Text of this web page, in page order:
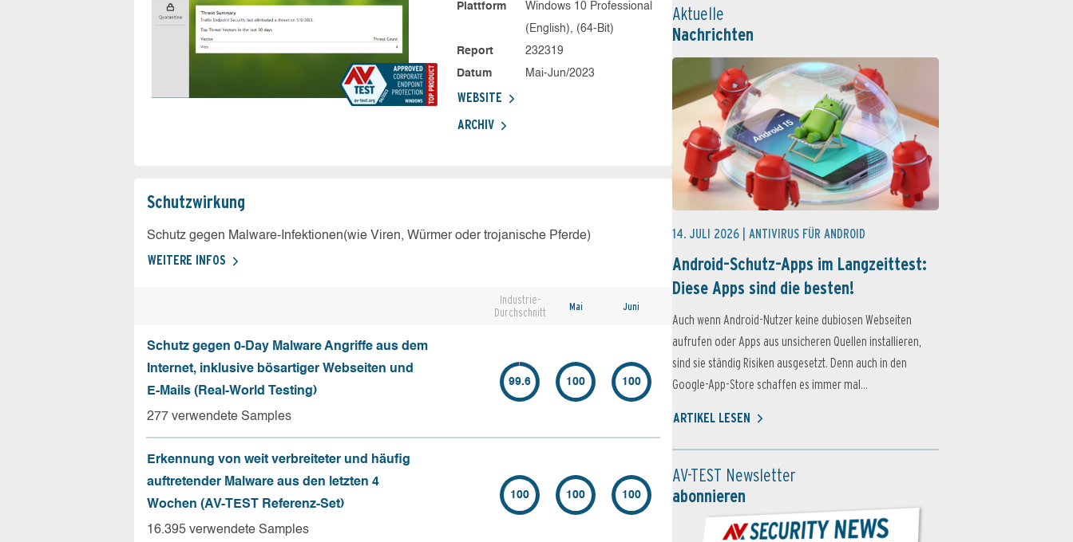
Plattform
Windows 10 Professional
(English), (64-Bit)
Report
232319
Datum
Mai-Jun/2023
WEBSITE
ARCHIV
Schutz­wirkung
Schutz gegen Malware-Infektionen(wie Viren, Würmer oder trojanische Pferde)
WEITERE INFOS
Industrie-
Durchschnitt
Mai Juni
Schutz gegen 0-Day Malware Angriffe aus dem
Internet, inklusive bösartiger Webseiten und
E-Mails (Real-World Testing)
277 verwendete Samples
99.6 100 100
Erkennung von weit verbreiteter und häufig
auftretender Malware aus den letzten 4
Wochen (AV-TEST Referenz-Set)
16.395 verwendete Samples
100 100 100
Aktuelle
Nachrichten
14. JULI 2026 | ANTIVIRUS FÜR ANDROID
Android-Schutz-Apps im Langzeittest:
Diese Apps sind die besten!
Auch wenn Android-Nutzer keine dubiosen Webseiten
aufrufen oder Apps aus unsicheren Quellen installieren,
sind sie ständig Risiken ausgesetzt. Denn auch in den
Google-App-Store schaffen es immer mal...
ARTIKEL LESEN
AV-TEST Newsletter
abonnieren